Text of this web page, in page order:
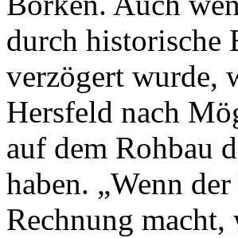
durch historische
verzögert wurde,
Hersfeld nach
auf dem Rohbau
haben. „Wenn
Rechnung